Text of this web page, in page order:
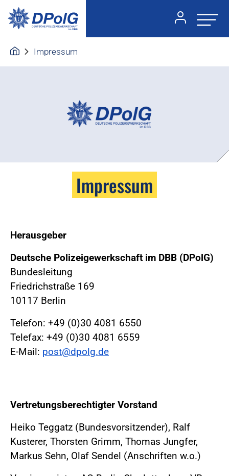
Impressum
Impressum
Herausgeber
Deutsche Polizeigewerkschaft im DBB (DPolG)
Bundesleitung
Friedrichstraße 169
10117 Berlin
Telefon: +49 (0)30 4081 6550
Telefax: +49 (0)30 4081 6559
E-Mail: post@dpolg.de
Vertretungsberechtigter Vorstand
Heiko Teggatz (Bundesvorsitzender), Ralf
Kusterer, Thorsten Grimm, Thomas Jungfer,
Markus Sehn, Olaf Sendel (Anschriften w.o.)